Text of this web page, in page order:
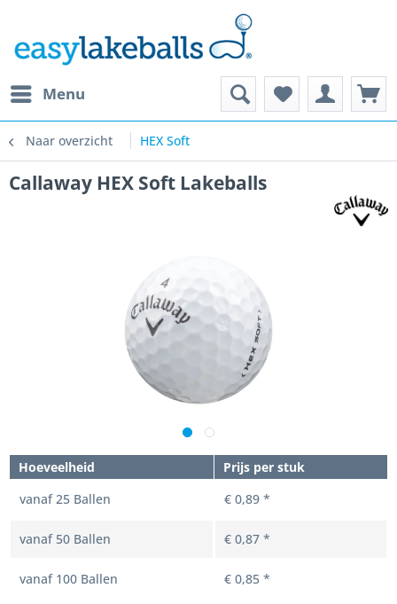
Menu
Naar overzicht HEX Soft
Callaway HEX Soft Lakeballs
Hoeveelheid
Prijs per stuk
vanaf25 Ballen € 0,89 *
vanaf 50 Ballen € 0,87 *
vanaf 100 Ballen € 0,85 *